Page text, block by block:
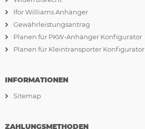
Ifor Williams Anhänger
Gewährleistungsantrag
Planen für PKW-Anhänger Konfigurator
Planen für Kleintransporter Konfigurator
INFORMATIONEN
Sitemap
ZAHLUNGSMETHODEN